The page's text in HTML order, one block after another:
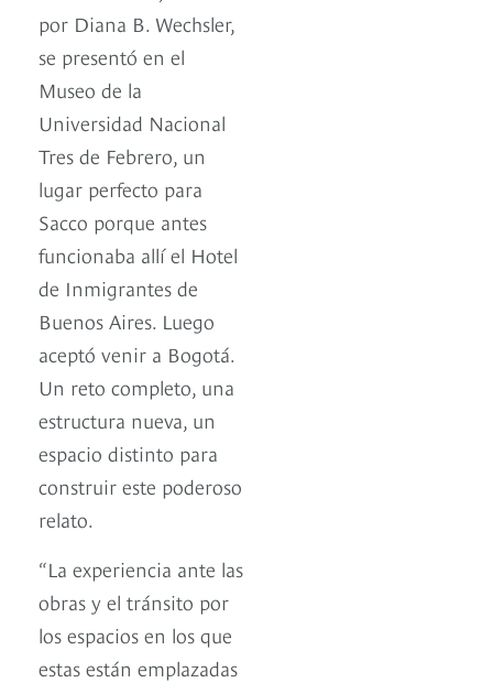
por Diana B. Wechsler,
se presentó en el
Museo de la
Universidad Nacional
Tres de Febrero, un
lugar perfecto para
Sacco porque antes
funcionaba allí el Hotel
de Inmigrantes de
Buenos Aires. Luego
aceptó venir a Bogotá.
Un reto completo, una
estructura nueva, un
espacio distinto para
construir este poderoso
relato.
“La experiencia ante las
obras y el tránsito por
los espacios en los que
estas están emplazadas